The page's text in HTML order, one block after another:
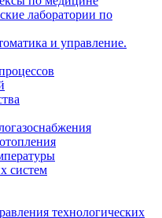
лаборатории по
и управление.
систем
технологических